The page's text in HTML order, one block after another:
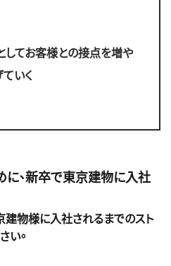
してお客様との接点を増や
いく
に、新卒で東京建物に入社
物様に入社されるまでのスト
い。